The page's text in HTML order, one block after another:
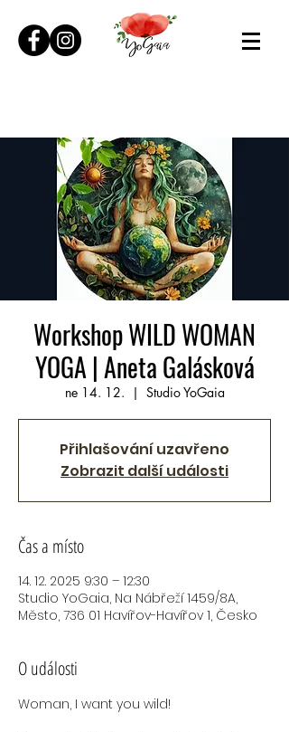
Workshop WILD WOMAN
YOGA | Aneta Galásková
ne 14. 12.
  |
Studio YoGaia
Přihlašování uzavřeno
Zobrazit další události
Čas a místo
14. 12. 2025 9:30 – 12:30
Studio YoGaia, Na Nábřeží 1459/8A,
Město, 736 01 Havířov-Havířov 1, Česko
O události
Woman, I want you wild!